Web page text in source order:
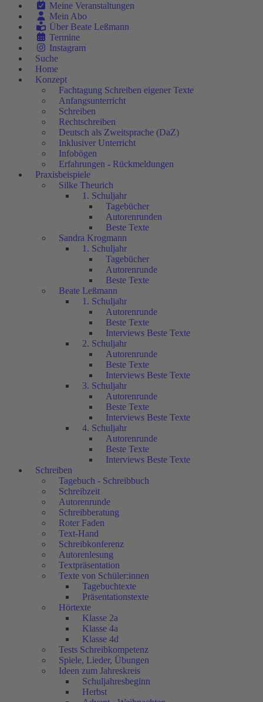
Meine Veranstaltungen
Mein Abo
Über Beate Leßmann
Termine
Instagram
Suche
Home
Konzept
Fachtagung Schreiben eigener Texte
Anfangsunterricht
Schreiben
Rechtschreiben
Deutsch als Zweitsprache (DaZ)
Inklusiver Unterricht
Infobögen
Erfahrungen - Rückmeldungen
Praxisbeispiele
Silke Theurich
1. Schuljahr
Tagebücher
Autorenrunden
Beste Texte
Sandra Krogmann
1. Schuljahr
Tagebücher
Autorenrunde
Beste Texte
Beate Leßmann
1. Schuljahr
Autorenrunde
Beste Texte
Interviews Beste Texte
2. Schuljahr
Autorenrunde
Beste Texte
Interviews Beste Texte
3. Schuljahr
Autorenrunde
Beste Texte
Interviews Beste Texte
4. Schuljahr
Autorenrunde
Beste Texte
Interviews Beste Texte
Schreiben
Tagebuch - Schreibbuch
Schreibzeit
Autorenrunde
Schreibberatung
Roter Faden
Text-Hand
Schreibkonferenz
Autorenlesung
Textpräsentation
Texte von Schüler:innen
Tagebuchtexte
Präsentationstexte
Hörtexte
Klasse 2a
Klasse 4a
Klasse 4d
Tests Schreibkompetenz
Spiele, Lieder, Übungen
Ideen zum Jahreskreis
Schuljahresbeginn
Herbst